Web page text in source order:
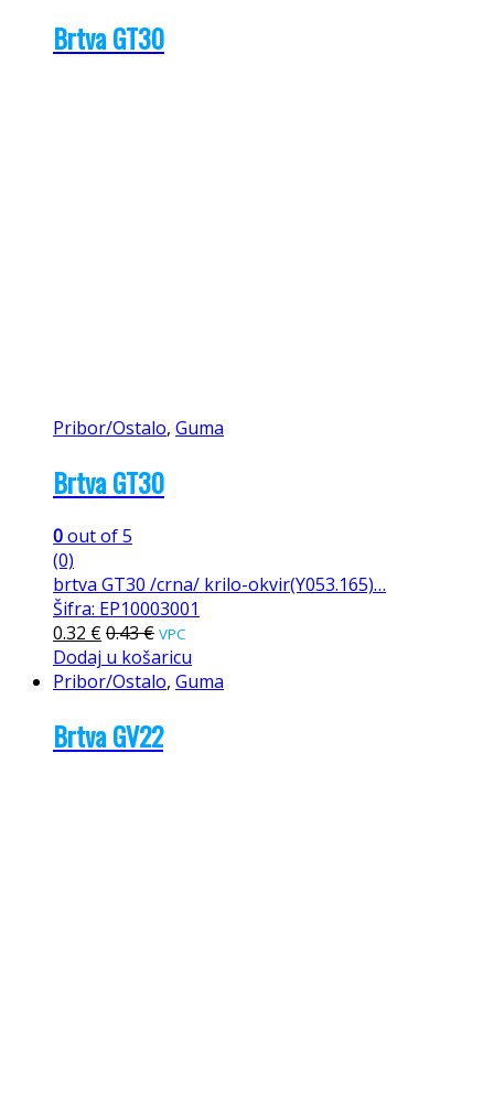
Brtva GT30
Pribor/Ostalo, Guma
Brtva GT30
0out of 5
(0)
brtva GT30 /crna/ krilo-okvir(Y053.165)…
Šifra: EP10003001
0.32 €0.43€ VPC
Dodaj u košaricu
Pribor/Ostalo, Guma
Brtva GV22